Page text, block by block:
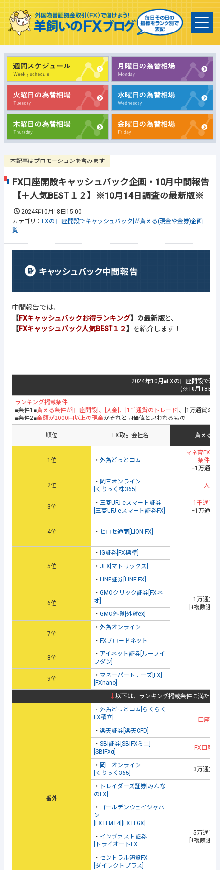
本記事はプロモーションを含みます
FX口座開設キャッシュバック企画・10月中間報告
【＋人気BEST１２】※10月14日調査の最新版※
2024年10月18日15:00
カテゴリ： FXの[口座開設でキャッシュバック]が貰える(現金や金券)企画一
覧
中間報告では、
【FXキャッシュバックお得ランキング】の最新版と、
【FXキャッシュバック人気BEST１２】 を紹介します！
2024年10月■FXの口座開設で現
(※10月18日最
ランキング掲載条件
■条件1■貰える条件が[口座開設]、[入金]、[1千通貨のトレード] 、[1万通貨の
■条件2■金額が2000円以上の現金かそれと同価値と思われるもの
順位 FX取引会社名 貰える地
1位 ・ 外為どっとコム
マネ育FXス
条件達
+1万通貨
2位
・ 岡三オンライン
[くりっく株365]
入金
3位
・ 三菱UFJ eスマート証券
[三菱UFJ eスマート証券FX]
1千通貨
+1万通貨
4位 ・ ヒロセ通商[LION FX]
1万通貨
[+複数通貨
5位
・ IG証券[FX標準]
・ JFX[マトリックス]
・ LINE証券[LINE FX]
6位
・ GMOクリック証券[FXネ
オ]
・ GMO外貨[外貨ex]
7位
・ 外為オンライン
・ FXブロードネット
8位
・ アイネット証券[ループイ
フダン]
9位
・ マネーパートナーズ[FX]
[FXnano]
↓ 以下は、ランキング掲載条件に満たな
番外
・ 外為どっとコム[らくらく
FX積立]
口座開
・ 楽天証券[楽天CFD]
・ SBI証券[SBIFXミニ]
[SBIFXα]
FX口座
・ 岡三オンライン
[くりっく365]
3万通貨
・
トレイダーズ証券[みんな
のFX]
5万通貨
[+複数通貨
・ ゴールデンウェイジャパ
ン
[FXTFMT4][FXTFGX]
・ インヴァスト証券
[トライオートFX]
・ セントラル短資FX
[ダイレクトプラス]